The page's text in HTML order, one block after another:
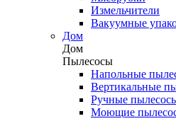
Измельчители
Вакуумные
Дом
Дом
Пылесосы
Напольные
Вертикальные
Ручные
Моющие